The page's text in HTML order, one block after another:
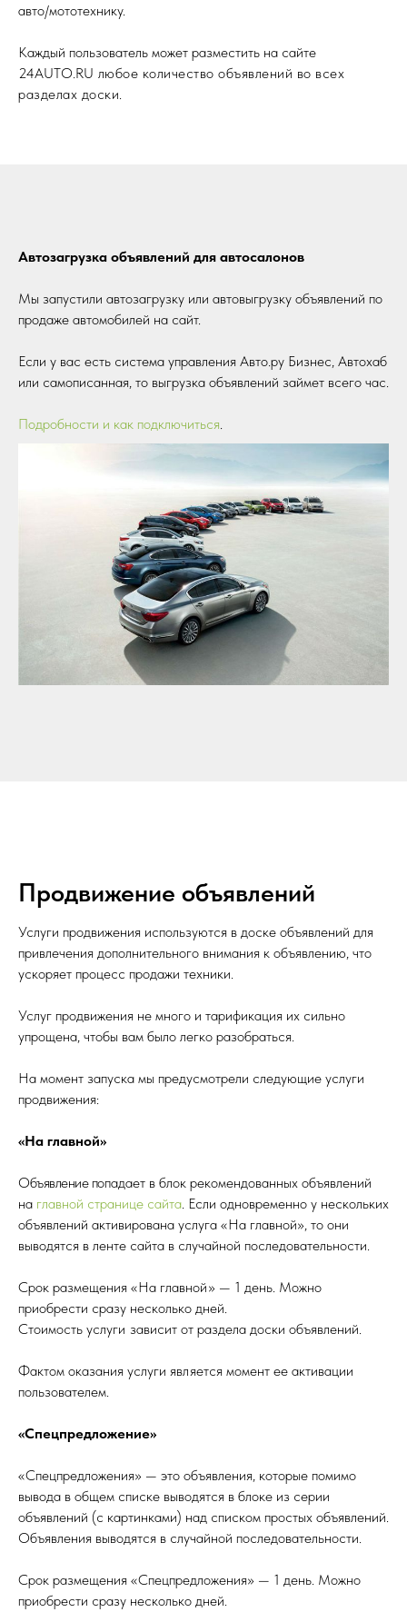
авто/мототехнику.
Каждый пользователь может разместить на сайте
24AUTO.RU любое количество объявлений во всех
разделах доски.
Автозагрузка объявлений для автосалонов
Мы запустили автозагрузку или автовыгрузку объявлений по
продаже автомобилей на сайт.
Если у вас есть система управления Авто.ру Бизнес, Автохаб
или самописанная, то выгрузка объявлений займет всего час.
Подробности и как подключиться.
Продвижение объявлений
Услуги продвижения используются в доске объявлений для
привлечения дополнительного внимания к объявлению, что
ускоряет процесс продажи техники.
Услуг продвижения не много и тарификация их сильно
упрощена, чтобы вам было легко разобраться.
На момент запуска мы предусмотрели следующие услуги
продвижения:
«На главной»
Объявление попадает в блок рекомендованных объявлений
на главной странице сайта. Если одновременно у нескольких
объявлений активирована услуга «На главной», то они
выводятся в ленте сайта в случайной последовательности.
Срок размещения «На главной» — 1 день. Можно
приобрести сразу несколько дней.
Стоимость услуги зависит от раздела доски объявлений.
Фактом оказания услуги является момент ее активации
пользователем.
«Спецпредложение»
«Спецпредложения» — это объявления, которые помимо
вывода в общем списке выводятся в блоке из серии
объявлений (с картинками) над списком простых объявлений.
Объявления выводятся в случайной последовательности.
Срок размещения «Спецпредложения» — 1 день. Можно
приобрести сразу несколько дней.